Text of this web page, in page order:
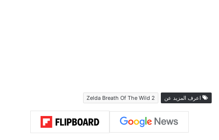
اعرف المزيد عن Zelda Breath Of The Wild 2